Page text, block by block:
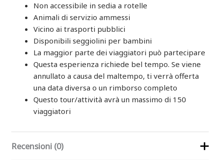
Non accessibile in sedia a rotelle
Animali di servizio ammessi
Vicino ai trasporti pubblici
Disponibili seggiolini per bambini
La maggior parte dei viaggiatori può partecipare
Questa esperienza richiede bel tempo. Se viene
annullato a causa del maltempo, ti verrà offerta
una data diversa o un rimborso completo
Questo tour/attività avrà un massimo di 150
viaggiatori
Recensioni (0)